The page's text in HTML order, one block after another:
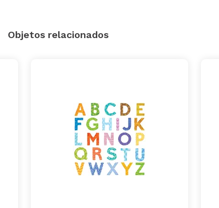
Objetos relacionados